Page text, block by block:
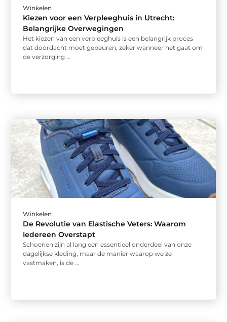
Winkelen
Kiezen voor een Verpleeghuis in Utrecht:
Belangrijke Overwegingen
Het kiezen van een verpleeghuis is een belangrijk proces
dat doordacht moet gebeuren, zeker wanneer het gaat om
de verzorging ...
Winkelen
De Revolutie van Elastische Veters: Waarom
Iedereen Overstapt
Schoenen zijn al lang een essentieel onderdeel van onze
dagelijkse kleding, maar de manier waarop we ze
vastmaken, is de ...